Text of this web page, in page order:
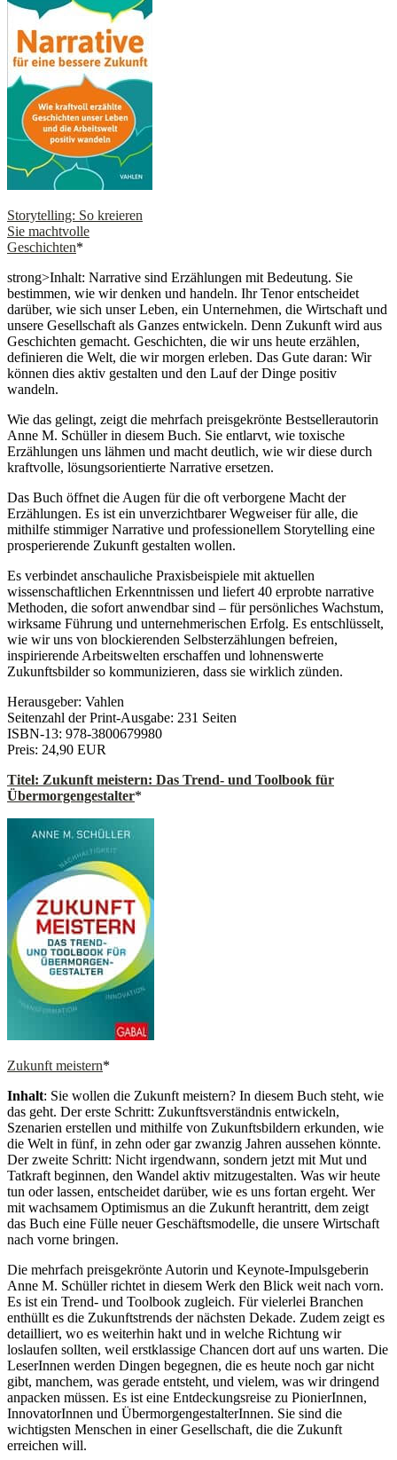
Storytelling: So kreieren
Sie machtvolle
Geschichten*
strong>Inhalt: Narrative sind Erzählungen mit Bedeutung. Sie
bestimmen, wie wir denken und handeln. Ihr Tenor entscheidet
darüber, wie sich unser Leben, ein Unternehmen, die Wirtschaft und
unsere Gesellschaft als Ganzes entwickeln. Denn Zukunft wird aus
Geschichten gemacht. Geschichten, die wir uns heute erzählen,
definieren die Welt, die wir morgen erleben. Das Gute daran: Wir
können dies aktiv gestalten und den Lauf der Dinge positiv
wandeln.
Wie das gelingt, zeigt die mehrfach preisgekrönte Bestsellerautorin
Anne M. Schüller in diesem Buch. Sie entlarvt, wie toxische
Erzählungen uns lähmen und macht deutlich, wie wir diese durch
kraftvolle, lösungsorientierte Narrative ersetzen.
Das Buch öffnet die Augen für die oft verborgene Macht der
Erzählungen. Es ist ein unverzichtbarer Wegweiser für alle, die
mithilfe stimmiger Narrative und professionellem Storytelling eine
prosperierende Zukunft gestalten wollen.
Es verbindet anschauliche Praxisbeispiele mit aktuellen
wissenschaftlichen Erkenntnissen und liefert 40 erprobte narrative
Methoden, die sofort anwendbar sind – für persönliches Wachstum,
wirksame Führung und unternehmerischen Erfolg. Es entschlüsselt,
wie wir uns von blockierenden Selbsterzählungen befreien,
inspirierende Arbeitswelten erschaffen und lohnenswerte
Zukunftsbilder so kommunizieren, dass sie wirklich zünden.
Herausgeber: Vahlen
Seitenzahl der Print-Ausgabe: 231 Seiten
ISBN-13: 978-3800679980
Preis: 24,90 EUR
Titel: Zukunft meistern: Das Trend- und Toolbook für
Übermorgengestalter*
Zukunft meistern*
Inhalt: Sie wollen die Zukunft meistern? In diesem Buch steht, wie
das geht. Der erste Schritt: Zukunftsverständnis entwickeln,
Szenarien erstellen und mithilfe von Zukunftsbildern erkunden, wie
die Welt in fünf, in zehn oder gar zwanzig Jahren aussehen könnte.
Der zweite Schritt: Nicht irgendwann, sondern jetzt mit Mut und
Tatkraft beginnen, den Wandel aktiv mitzugestalten. Was wir heute
tun oder lassen, entscheidet darüber, wie es uns fortan ergeht. Wer
mit wachsamem Optimismus an die Zukunft herantritt, dem zeigt
das Buch eine Fülle neuer Geschäftsmodelle, die unsere Wirtschaft
nach vorne bringen.
Die mehrfach preisgekrönte Autorin und Keynote-Impulsgeberin
Anne M. Schüller richtet in diesem Werk den Blick weit nach vorn.
Es ist ein Trend- und Toolbook zugleich. Für vielerlei Branchen
enthüllt es die Zukunftstrends der nächsten Dekade. Zudem zeigt es
detailliert, wo es weiterhin hakt und in welche Richtung wir
loslaufen sollten, weil erstklassige Chancen dort auf uns warten. Die
LeserInnen werden Dingen begegnen, die es heute noch gar nicht
gibt, manchem, was gerade entsteht, und vielem, was wir dringend
anpacken müssen. Es ist eine Entdeckungsreise zu PionierInnen,
InnovatorInnen und ÜbermorgengestalterInnen. Sie sind die
wichtigsten Menschen in einer Gesellschaft, die die Zukunft
erreichen will.